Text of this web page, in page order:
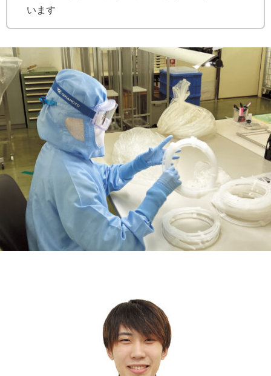
います